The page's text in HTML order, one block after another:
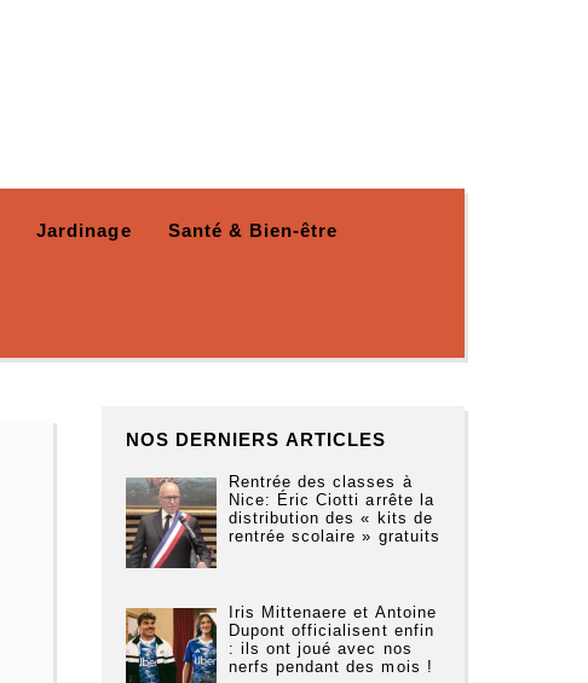
Jardinage Santé & Bien-être
NOS DERNIERS ARTICLES
Rentrée des classes à
Nice: Éric Ciotti arrête la
distribution des « kits de
rentrée scolaire » gratuits
Iris Mittenaere et Antoine
Dupont officialisent enfin
: ils ont joué avec nos
nerfs pendant des mois !